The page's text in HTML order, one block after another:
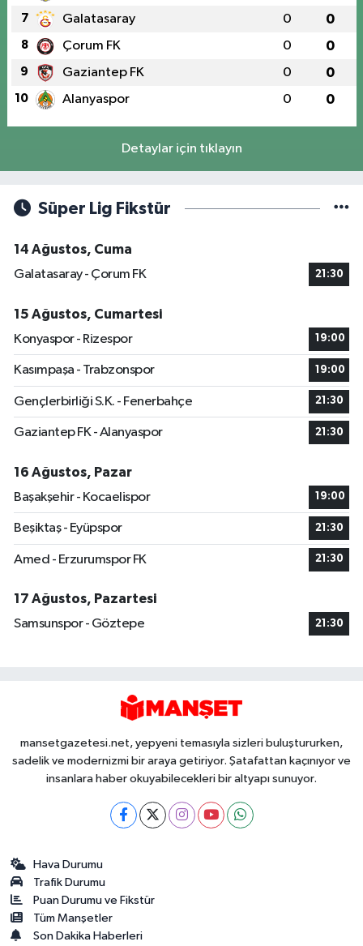
7 Galatasaray 0 0
8 Çorum FK 0 0
9 Gaziantep FK 0 0
10 Alanyaspor 0 0
Detaylar için tıklayın
Süper Lig Fikstür
14 Ağustos, Cuma
Galatasaray - Çorum FK
21:30
15 Ağustos, Cumartesi
Konyaspor - Rizespor
19:00
Kasımpaşa - Trabzonspor 19:00
Gençlerbirliği S.K. - Fenerbahçe 21:30
Gaziantep FK - Alanyaspor 21:30
16 Ağustos, Pazar
Başakşehir - Kocaelispor
19:00
Beşiktaş - Eyüpspor 21:30
Amed - Erzurumspor FK 21:30
17 Ağustos, Pazartesi
Samsunspor - Göztepe
21:30
mansetgazetesi.net, yepyeni temasıyla sizleri buluştururken,
sadelik ve modernizmi bir araya getiriyor. Şatafattan kaçınıyor ve
insanlara haber okuyabilecekleri bir altyapı sunuyor.
Hava Durumu
Trafik Durumu
Puan Durumu ve Fikstür
Tüm Manşetler
Son Dakika Haberleri